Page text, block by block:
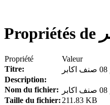
Propriétés de
Propriété
Valeur
Titre:
Description:
Nom du fichier:
Taille du fichier: 211.83 KB